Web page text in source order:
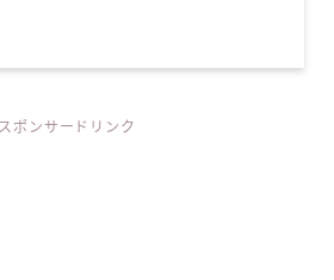
スポンサードリンク